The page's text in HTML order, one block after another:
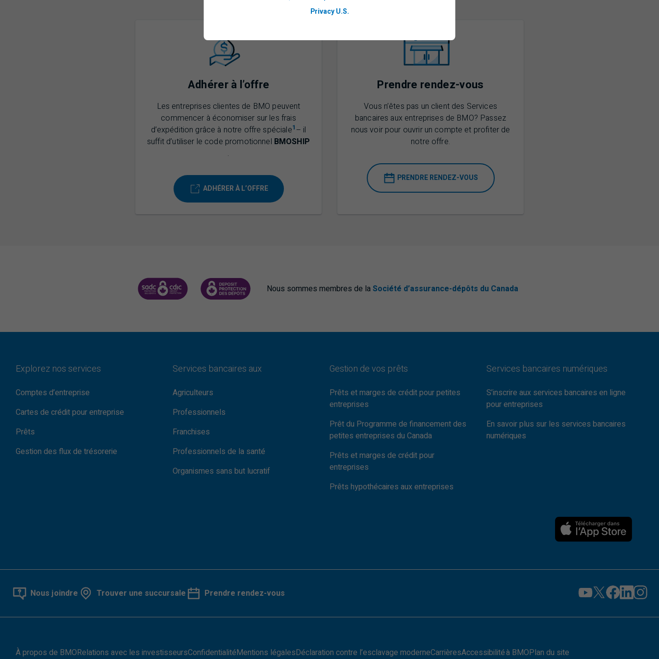
Adhérer à l’offre
Les entreprises clientes de BMO peuvent
commencer à économiser sur les frais
d’expédition grâce à notre offre spéciale1 – il
suffit d’utiliser le code promotionnel BMOSHIP
.
ADHÉRER À L’OFFRE
Prendre rendez-vous
Vous n’êtes pas un client des Services
bancaires aux entreprises de BMO? Passez
nous voir pour ouvrir un compte et profiter de
notre offre.
PRENDRE RENDEZ-VOUS
SOCIÉTÉ D'ASSURANCE-DÉPÔTS DU CANADA
CDIC PROTECTING YOUR DEPOSITS PDF
Nous sommes membres de laSociété d’assurance-dépôts du Canada
Explorez nos services
Comptes d’entreprise
Cartes de crédit pour entreprise
Prêts
Gestion des flux de trésorerie
Services bancaires aux
Agriculteurs
Professionnels
Franchises
Professionnels de la santé
Organismes sans but lucratif
Gestion de vos prêts
Prêts et marges de crédit pour petites
entreprises
Prêt du Programme de financement des
petites entreprises du Canada
Prêts et marges de crédit pour
entreprises
Prêts hypothécaires aux entreprises
Services bancaires numériques
S’inscrire aux services bancaires en ligne
pour entreprises
En savoir plus sur les services bancaires
numériques
Nous joindre Trouver une succursale Prendre rendez-vous
À propos de BMORelations avec les investisseursConfidentialitéMentions légalesDéclaration contre l’esclavage moderneCarrièresAccessibilité à BMOPlan du site
Privacy U.S.